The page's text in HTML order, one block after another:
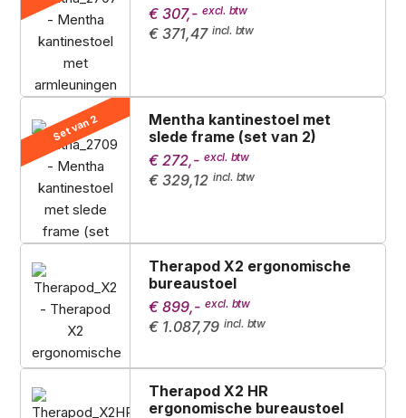
€ 307,-
€ 371,47
Set van 2
Mentha kantinestoel met
slede frame (set van 2)
€ 272,-
€ 329,12
Therapod X2 ergonomische
bureaustoel
€ 899,-
€ 1.087,79
Therapod X2 HR
ergonomische bureaustoel